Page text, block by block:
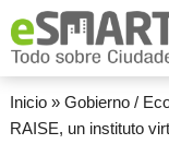
Inicio» Gobierno /
RAISE, un instituto